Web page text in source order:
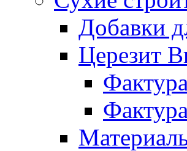
Добавки
Церезит